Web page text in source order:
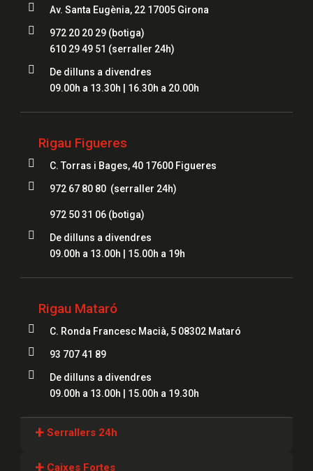
 Av. Santa Eugènia, 22 17005 Girona

972 20 20 29 (botiga)
610 29 49 51 (serraller 24h)

De dilluns a divendres
09.00h a 13.30h | 16.30h a 20.00h
Rigau Figueres
 C. Torras i Bages, 40 17600 Figueres
 972 67 80 80 (serraller 24h)
972 50 31 06(botiga)

De dilluns a divendres
09.00h a 13.00h | 15.00h a 19h
Rigau Mataró
 C. Ronda Francesc Macià, 5 08302 Mataró
 93 707 41 89

De dilluns a divendres
09.00h a 13.00h | 15.00h a 19.30h
+ Serrallers 24h
Serrallers Girona
Caixes Fortes